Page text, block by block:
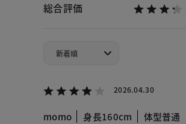
総合評価
2026.04.30
momo 身長160cm 体型普通